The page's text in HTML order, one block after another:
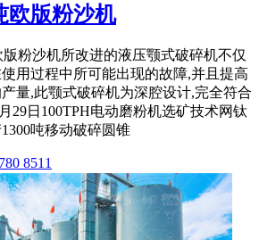
欧版粉沙机
粉沙机所改进的液压颚式破碎机不仅
用过程中所可能出现的故障,并且提高
量,此颚式破碎机为深腔设计,完全符合
29日100TPH电动磨粉机选矿技术网钛
吨移动破碎圆锥
8511